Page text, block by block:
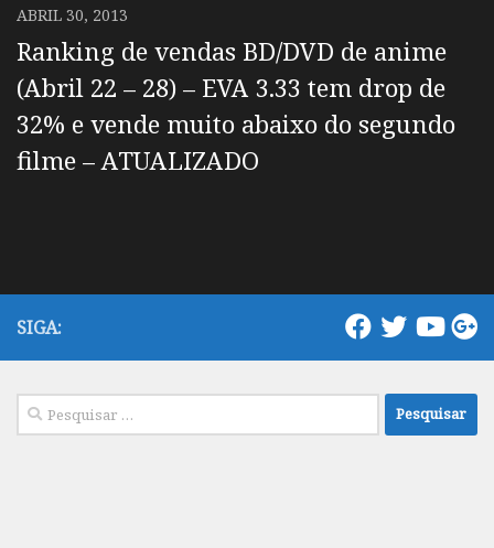
ABRIL 30, 2013
Ranking de vendas BD/DVD de anime
(Abril 22 – 28) – EVA 3.33 tem drop de
32% e vende muito abaixo do segundo
filme – ATUALIZADO
SIGA:
Pesquisar
por: